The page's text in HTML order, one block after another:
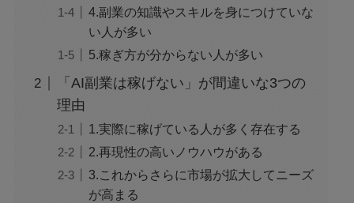
4.副業の知識やスキルを身につけていな
い人が多い
5.稼ぎ方が分からない人が多い
「AI副業は稼げない」が間違いな3つの
理由
1.実際に稼げている人が多く存在する
2.再現性の高いノウハウがある
3.これからさらに市場が拡大してニーズ
が高まる